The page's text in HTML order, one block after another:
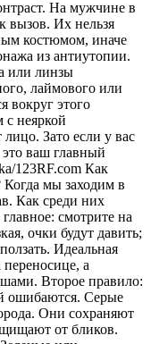
На мужчине в
вызов. Их нельзя
костюмом, иначе
из антиутопии.
или линзы
лаймового или
вокруг этого
неяркой
Зато если у вас
ваш главный
123RF.com Как
мы заходим в
Как среди них
смотрите на
очки будут давить;
Идеальная
а
Второе правило:
ошибаются. Серые
Они сохраняют
от бликов.